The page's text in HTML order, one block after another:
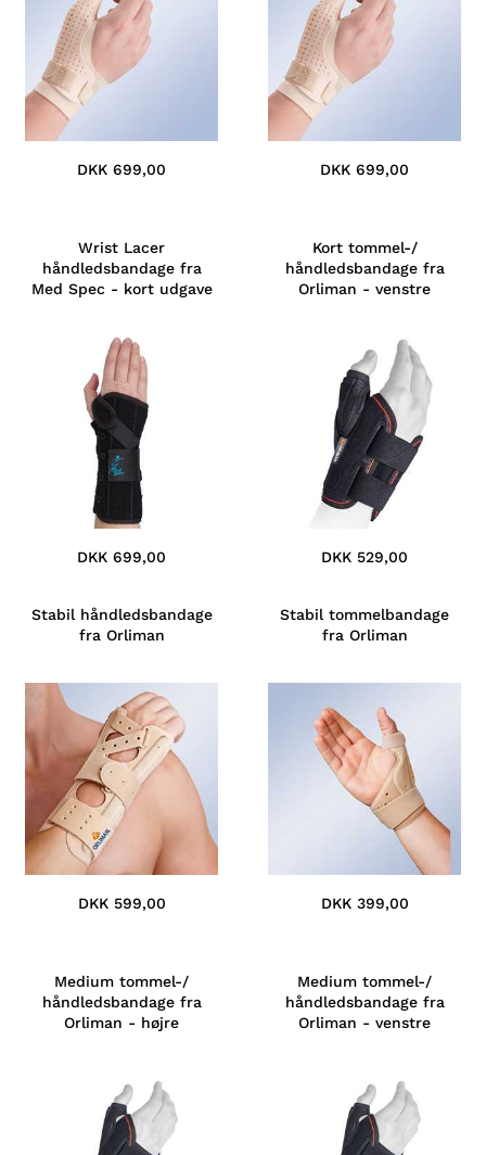
DKK 699,00 DKK 699,00
Wrist Lacer
håndledsbandage fra
Med Spec - kort udgave
DKK 699,00
Kort tommel-/
håndledsbandage fra
Orliman - venstre
DKK 529,00
Stabil håndledsbandage
fra Orliman
DKK 599,00
Stabil tommelbandage
fra Orliman
DKK 399,00
Medium tommel-/
håndledsbandage fra
Orliman - højre
Medium tommel-/
håndledsbandage fra
Orliman - venstre